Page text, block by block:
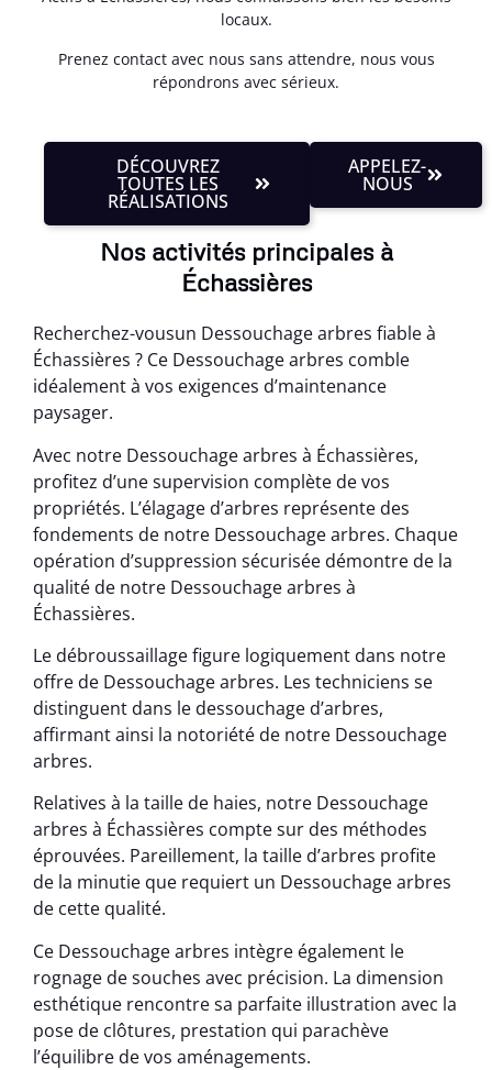
locaux.
Prenez contact avec nous sans attendre, nous vous
répondrons avec sérieux.
DÉCOUVREZ
TOUTES LES
RÉALISATIONS
APPELEZ-
NOUS
Nos activités principales à
Échassières
Recherchez-vousun Dessouchage arbres fiable à
Échassières ? Ce Dessouchage arbres comble
idéalement à vos exigences d’maintenance
paysager.
Avec notre Dessouchage arbres à Échassières,
profitez d’une supervision complète de vos
propriétés. L’élagage d’arbres représente des
fondements de notre Dessouchage arbres. Chaque
opération d’suppression sécurisée démontre de la
qualité de notre Dessouchage arbres à
Échassières.
Le débroussaillage figure logiquement dans notre
offre de Dessouchage arbres. Les techniciens se
distinguent dans le dessouchage d’arbres,
affirmant ainsi la notoriété de notre Dessouchage
arbres.
Relatives à la taille de haies, notre Dessouchage
arbres à Échassières compte sur des méthodes
éprouvées. Pareillement, la taille d’arbres profite
de la minutie que requiert un Dessouchage arbres
de cette qualité.
Ce Dessouchage arbres intègre également le
rognage de souches avec précision. La dimension
esthétique rencontre sa parfaite illustration avec la
pose de clôtures, prestation qui parachève
l’équilibre de vos aménagements.